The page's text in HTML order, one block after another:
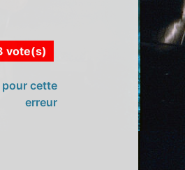
vote(s)
cette
erreur